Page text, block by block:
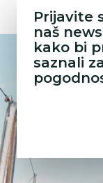
Prijavite
naš
kako bi
saznali za